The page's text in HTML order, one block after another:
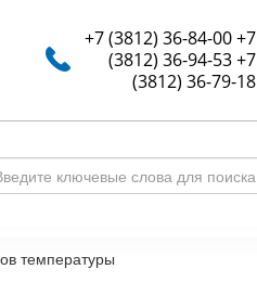
+7 (3812) 36-84-00+7
(3812) 36-94-53+7
(3812) 36-79-18
температуры